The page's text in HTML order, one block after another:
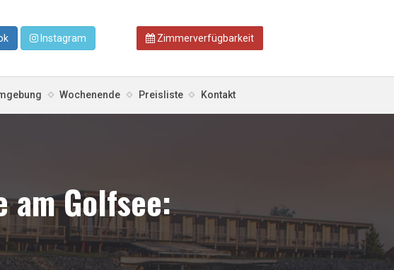
Instagram Zimmerverfügbarkeit
Wochenende Preisliste Kontakt
am Golfsee: